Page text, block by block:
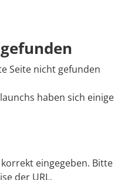
Seite nicht gefunden
haben sich einige
eingegeben. Bitte
der URL.